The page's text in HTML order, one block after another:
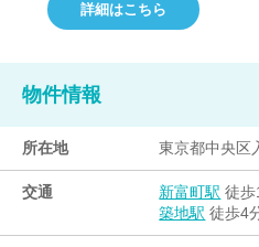
詳細はこちら
物件情報
所在地 東京都中央区
交通 新富町駅 徒
築地駅 徒歩4